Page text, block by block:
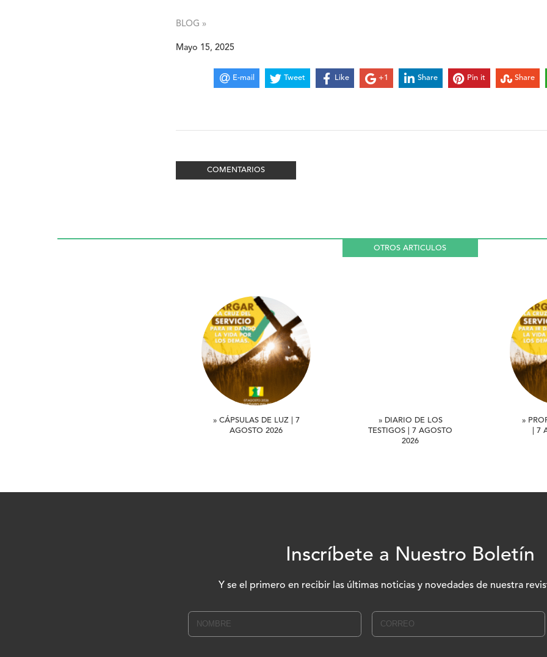
BLOG »
Mayo 15, 2025
E-mail Tweet Like +1 Share Pin it Share
COMENTARIOS
OTROS ARTICULOS
» CÁPSULAS DE LUZ | 7
AGOSTO 2026
» DIARIO DE LOS
TESTIGOS | 7 AGOSTO
2026
»
| 7
Inscríbete a Nuestro Boletín
Y se el primero en recibir las últimas noticias y novedades de nuestra